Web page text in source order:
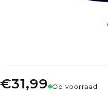
€31,99 Op voorraad